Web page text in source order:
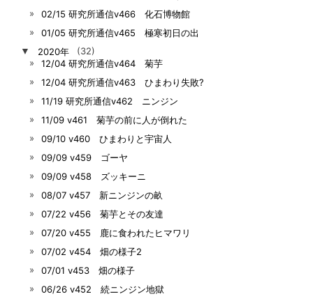
02/15 研究所通信v466 化石博物館
01/05 研究所通信v465 極寒初日の出
▼
2020年
(32)
12/04 研究所通信v464 菊芋
12/04 研究所通信v463 ひまわり失敗?
11/19 研究所通信v462 ニンジン
11/09 v461 菊芋の前に人が倒れた
09/10 v460 ひまわりと宇宙人
09/09 v459 ゴーヤ
09/09 v458 ズッキーニ
08/07 v457 新ニンジンの畝
07/22 v456 菊芋とその友達
07/20 v455 鹿に食われたヒマワリ
07/02 v454 畑の様子2
07/01 v453 畑の様子
06/26 v452 続ニンジン地獄